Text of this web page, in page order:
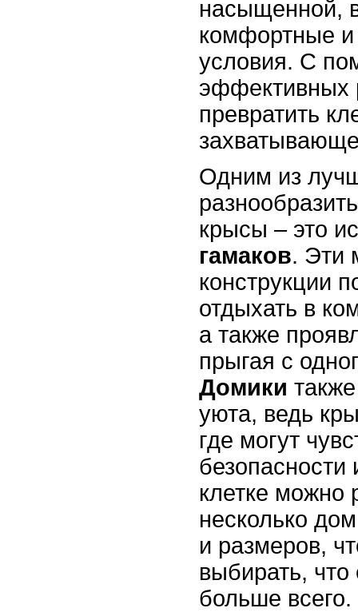
насыщенной,
комфортные
условия. С
эффективных
превратить
Одним из
крысы – это
гамаков. Эти
конструкции
отдыхать в
а также
прыгая с
Домики
уюта, ведь
где могут
клетке можно
несколько
и размеров,
выбирать,
больше всего.